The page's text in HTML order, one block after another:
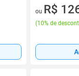
2 vez de R$
ou R$
(10% de